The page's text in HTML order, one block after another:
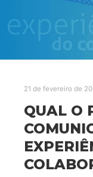
21 de fevereiro de
QUAL O